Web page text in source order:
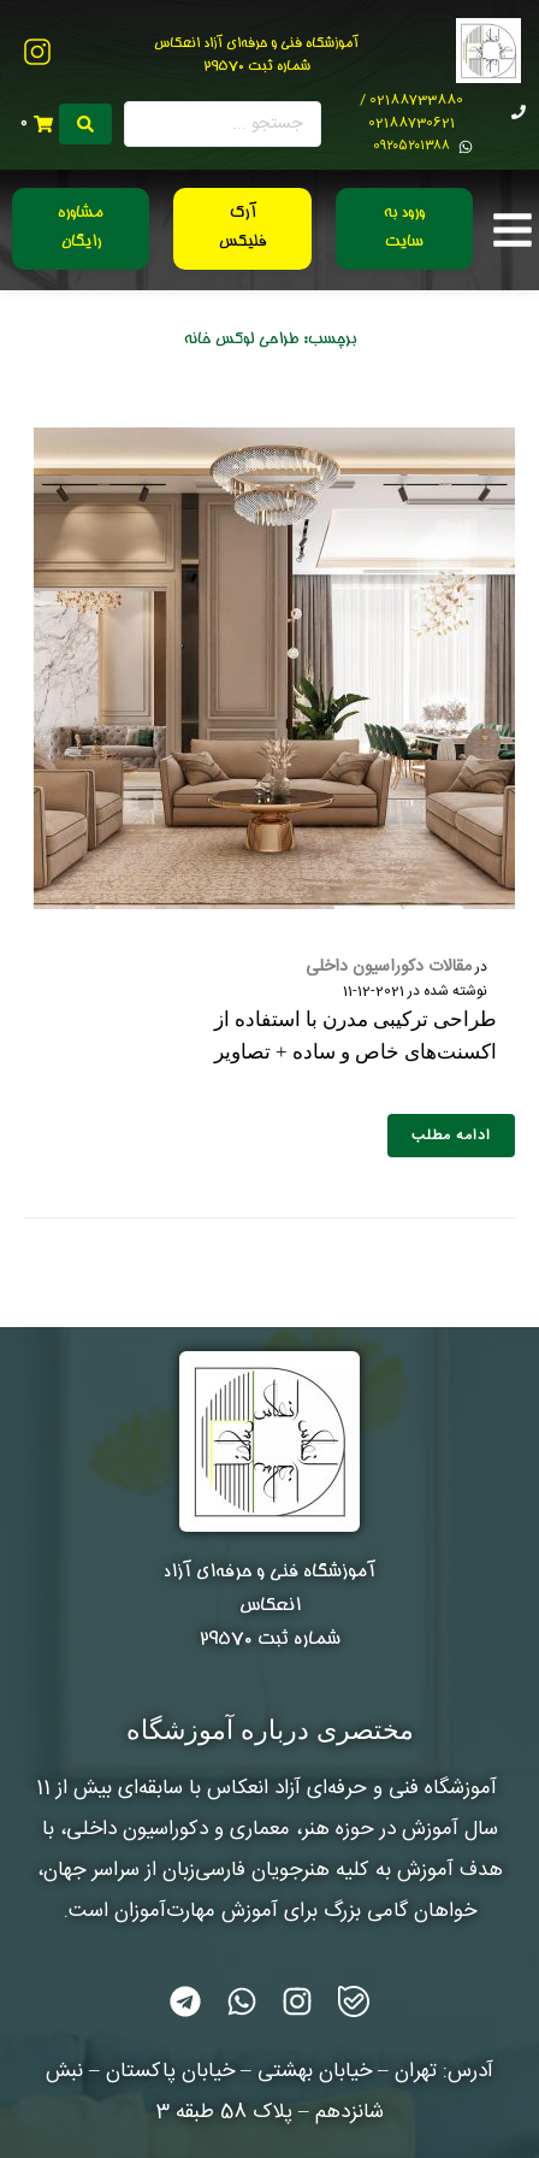
آموزشگاه فنی و حرفه‌ای آزاد انعکاس
شماره ثبت 29570
02188733880 /
02188730621
0۹۲۰۵۲۰۱۳۸۸
0
ورود به
سایت
آرک
فلیکس
مشاوره
رایگان
برچسب:طراحی لوکس خانه
درمقالات دکوراسیون داخلی
نوشته شده در2021-12-11
طراحی ترکیبی مدرن با استفاده از
اکسنت‌های خاص و ساده + تصاویر
ادامه مطلب
آموزشگاه فنی و حرفه‌ای آزاد
انعکاس
شماره ثبت ۲۹۵۷۰
مختصری درباره آموزشگاه
آموزشگاه فنی و حرفه‌ای آزاد انعکاس
با سابقه‌ای بیش از 11
سال آموزش در حوزه هنر، معماری و دکوراسیون داخلی، با
هدف آموزش به کلیه هنرجویان فارسی‌زبان از سراسر جهان،
خواهان گامی بزرگ برای آموزش مهارت‌آموزان است.
آدرس: تهران – خیابان بهشتی – خیابان پاکستان – نبش
شانزدهم – پلاک 58 طبقه 3